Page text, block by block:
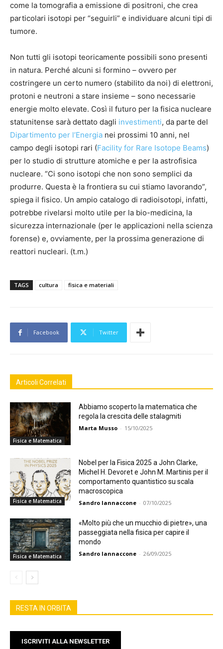
come la tomografia a emissione di positroni, che crea
particolari isotopi per “seguirli” e individuare alcuni tipi di
tumore.
Non tutti gli isotopi teoricamente possibili sono presenti
in natura. Perché alcuni si formino – ovvero per
costringere un certo numero (stabilito da noi) di elettroni,
protoni e neutroni a stare insieme – sono necessarie
energie molto elevate. Così il futuro per la fisica nucleare
statunitense sarà dettato dagli investimenti, da parte del
Dipartimento per l’Energia nei prossimi 10 anni, nel
campo degli isotopi rari (Facility for Rare Isotope Beams)
per lo studio di strutture atomiche e per la astrofisica
nucleare. “Ci sono isotopi che non sono semplici da
produrre. Questa è la frontiera su cui stiamo lavorando”,
spiega il fisico. Un ampio catalogo di radioisotopi, infatti,
potrebbe rivelarsi molto utile per la bio-medicina, la
sicurezza internazionale (per le applicazioni nella scienza
forense) e, ovviamente, per la prossima generazione di
reattori nucleari. (t.m.)
TAGS cultura fisica e materiali
Facebook Twitter
Articoli Correlati
Fisica e Matematica
Abbiamo scoperto la matematica che
regola la crescita delle stalagmiti
Marta Musso - 15/10/2025
Fisica e Matematica
Nobel per la Fisica 2025 a John Clarke,
Michel H. Devoret e John M. Martinis per il
comportamento quantistico su scala
macroscopica
Sandro Iannaccone - 07/10/2025
Fisica e Matematica
«Molto più che un mucchio di pietre», una
passeggiata nella fisica per capire il
mondo
Sandro Iannaccone - 26/09/2025
RESTA IN ORBITA
ISCRIVITI ALLA NEWSLETTER